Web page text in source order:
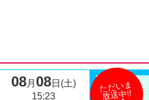
08月 08日(土)
15:23
ただいま
放送中!!